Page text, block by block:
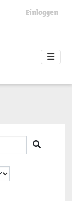
Einloggen